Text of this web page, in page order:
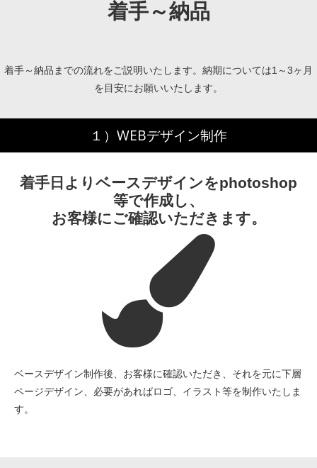
着手～納品
着手～納品までの流れをご説明いたします。納期については1～3ヶ月
を目安にお願いいたします。
１）WEBデザイン制作
着手日よりベースデザインをphotoshop
等で作成し、
お客様にご確認いただきます。
ベースデザイン制作後、お客様に確認いただき、それを元に下層
ページデザイン、必要があればロゴ、イラスト等を制作いたしま
す。